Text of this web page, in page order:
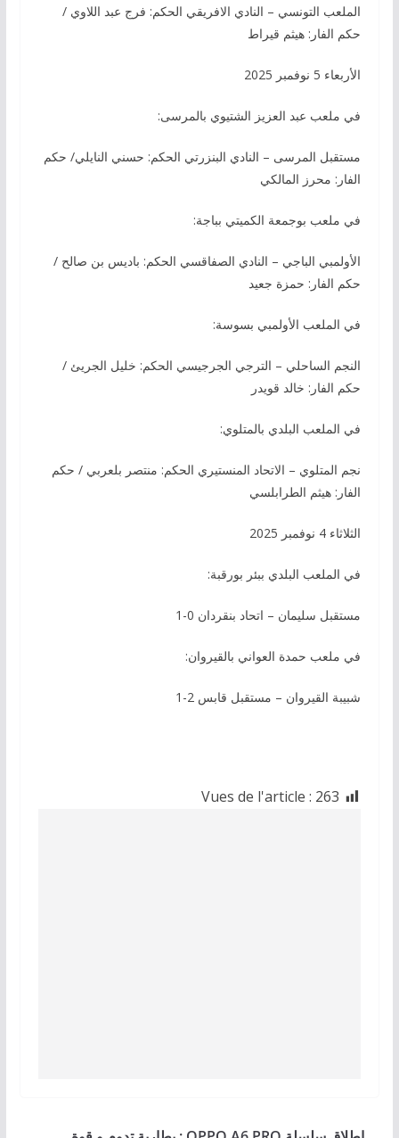
الملعب التونسي – النادي الافريقي الحكم: فرج عبد اللاوي /
حكم الفار: هيثم قيراط
الأربعاء 5 نوفمبر 2025
في ملعب عبد العزيز الشتيوي بالمرسى:
مستقبل المرسى – النادي البنزرتي الحكم: حسني النايلي/ حكم
الفار: محرز المالكي
في ملعب بوجمعة الكميتي بباجة:
الأولمبي الباجي – النادي الصفاقسي الحكم: باديس بن صالح /
حكم الفار: حمزة جعيد
في الملعب الأولمبي بسوسة:
النجم الساحلي – الترجي الجرجيسي الحكم: خليل الجريئ /
حكم الفار: خالد قويدر
في الملعب البلدي بالمتلوي:
نجم المتلوي – الاتحاد المنستيري الحكم: منتصر بلعربي / حكم
الفار: هيثم الطرابلسي
الثلاثاء 4 نوفمبر 2025
في الملعب البلدي ببئر بورقبة:
مستقبل سليمان – اتحاد بنقردان 0-1
في ملعب حمدة العواني بالقيروان:
شبيبة القيروان – مستقبل قابس 2-1
Vues de l'article : 263